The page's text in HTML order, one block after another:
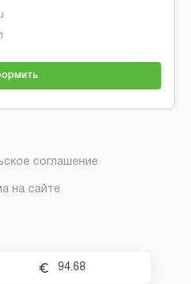
соглашение
на сайте
94.68